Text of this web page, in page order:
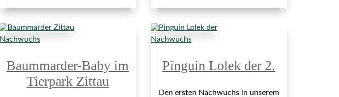
Nachwuchs
Baummarder-Baby im
Tierpark Zittau
Nachwuchs
Pinguin Lolek der 2.
Den ersten Nachwuchs in unserem